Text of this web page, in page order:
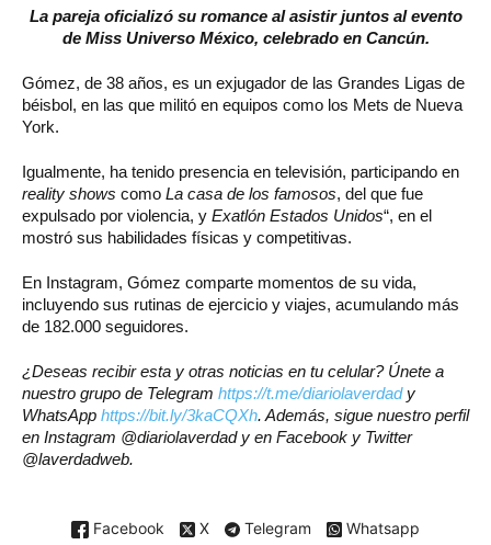
La pareja oficializó su romance al asistir juntos al evento
de Miss Universo México, celebrado en Cancún.
Gómez, de 38 años, es un exjugador de las Grandes Ligas de
béisbol, en las que militó en equipos como los Mets de Nueva
York.
Igualmente, ha tenido presencia en televisión, participando en
reality shows como La casa de los famosos, del que fue
expulsado por violencia, y Exatlón Estados Unidos“, en el
mostró sus habilidades físicas y competitivas.
En Instagram, Gómez comparte momentos de su vida,
incluyendo sus rutinas de ejercicio y viajes, acumulando más
de 182.000 seguidores.
¿Deseas recibir esta y otras noticias en tu celular? Únete a
nuestro grupo de Telegram https://t.me/diariolaverdady
WhatsApp https://bit.ly/3kaCQXh. Además, sigue nuestro perfil
en Instagram @diariolaverdad y en Facebook y Twitter
@laverdadweb.
Facebook X Telegram Whatsapp